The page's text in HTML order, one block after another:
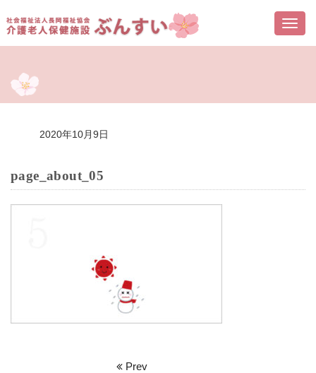
2020年10月9日
page_about_05
Prev